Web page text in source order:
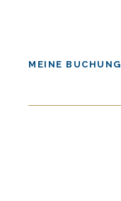
MEINE BUCHUNG